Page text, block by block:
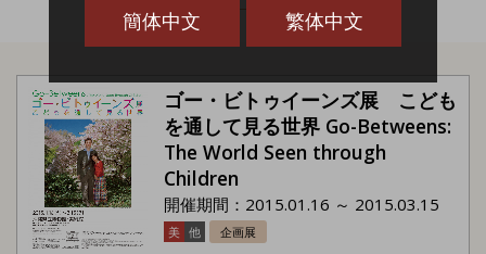
簡体中文 繁体中文
ゴー・ビトゥイーンズ展 こども
を通して見る世界 Go-Betweens:
The World Seen through
Children
開催期間：2015.01.16 ～ 2015.03.15
美 他 企画展